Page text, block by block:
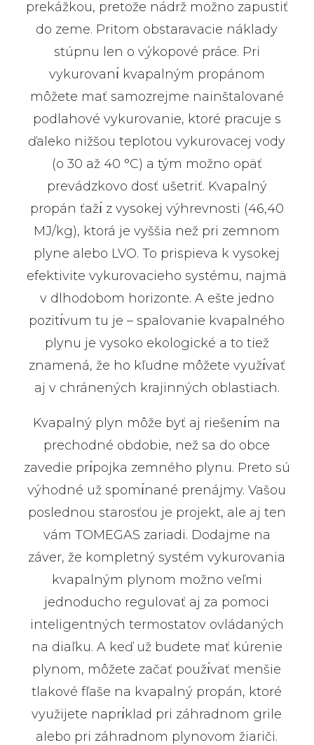
prekážkou, pretože nádrž možno zapustiť
do zeme. Pritom obstaravacie náklady
stúpnu len o výkopové práce. Pri
vykurovanı́ kvapalným propánom
môžete mať samozrejme nainštalované
podlahové vykurovanie, ktoré pracuje s
ďaleko nižšou teplotou vykurovacej vody
(o 30 až 40 °C) a tým možno opäť
prevádzkovo dosť ušetriť. Kvapalný
propán ťažı́ z vysokej výhrevnosti (46,40
MJ/kg), ktorá je vyššia než pri zemnom
plyne alebo LVO. To prispieva k vysokej
efektivite vykurovacieho systému, najmä
v dlhodobom horizonte. A ešte jedno
pozitı́vum tu je – spalovanie kvapalného
plynu je vysoko ekologické a to tiež
znamená, že ho kľudne môžete využı́vať
aj v chránených krajinných oblastiach.
Kvapalný plyn môže byť aj riešenı́m na
prechodné obdobie, než sa do obce
zavedie prı́pojka zemného plynu. Preto sú
výhodné už spomı́nané prenájmy. Vašou
poslednou starosťou je projekt, ale aj ten
vám TOMEGAS zariadi. Dodajme na
záver, že kompletný systém vykurovania
kvapalným plynom možno veľmi
jednoducho regulovať aj za pomoci
inteligentných termostatov ovládaných
na diaľku. A keď už budete mať kúrenie
plynom, môžete začať použı́vať menšie
tlakové fľaše na kvapalný propán, ktoré
využijete naprı́klad pri záhradnom grile
alebo pri záhradnom plynovom žiariči.